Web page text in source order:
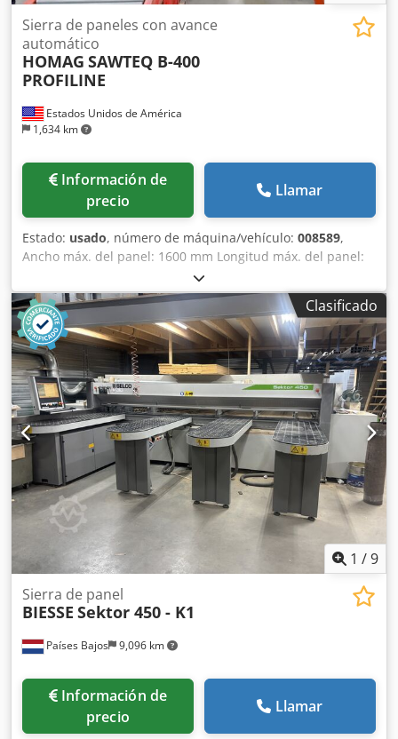
Estados Unidos de América
1,634 km
Sierra de paneles con avance
automático
HOMAG SAWTEQ B-400
PROFILINE
Información de
precio
Llamar
Estado: usado, número de máquina/vehículo: 008589,
Ancho máx. del panel: 1600 mm Longitud máx. del panel:
3700 mm Proyección máx. de la hoja principal: 125 mm
Crjdpfx Alsy In Apoisf Cantidad de pinzas de sujeción: 9
Sistema de carga para paneles delgados: sí
Clasificado
1 /9
Países Bajos 9,096 km
Sierra de panel
BIESSE Sektor 450 - K1
Información de
precio
Llamar